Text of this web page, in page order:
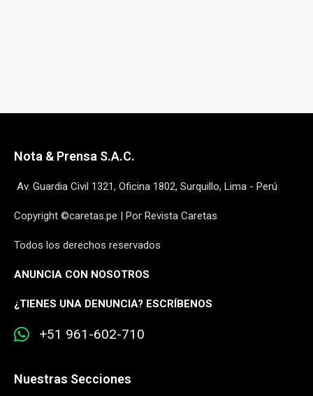
Nota & Prensa S.A.C.
Av. Guardia Civil 1321, Oficina 1802, Surquillo, Lima - Perú
Copyright ©caretas.pe | Por Revista Caretas
Todos los derechos reservados
ANUNCIA CON NOSOTROS
¿TIENES UNA DENUNCIA? ESCRÍBENOS
+51 961-602-710
Nuestras Secciones